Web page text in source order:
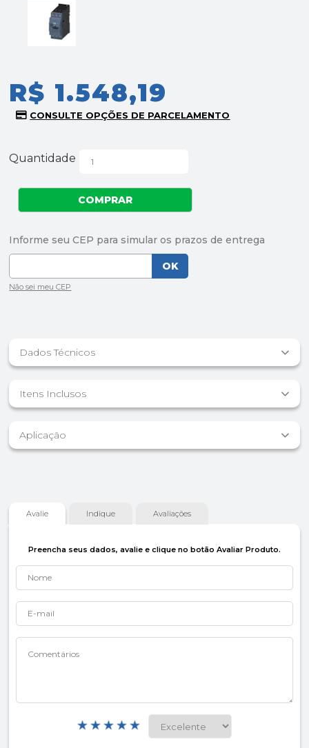
R$ 1.548,19
Quantidade
Dados Técnicos
Itens Inclusos
Aplicação
Avalie Indique Avaliações
Preencha seus dados, avalie e clique no botão Avaliar Produto.